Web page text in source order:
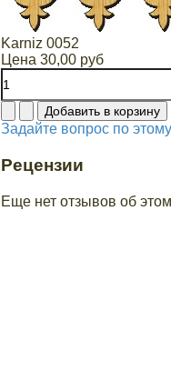
Karniz 0052
Цена 30,00 руб
Задайте вопрос по
Рецензии
Еще нет отзывов об